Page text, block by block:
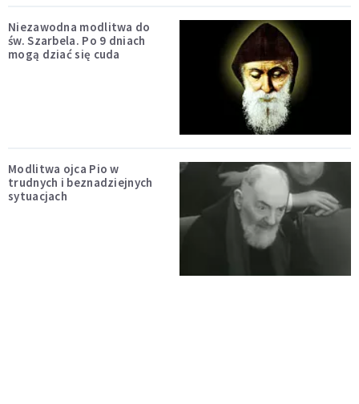
Niezawodna modlitwa do
św. Szarbela. Po 9 dniach
mogą dziać się cuda
Modlitwa ojca Pio w
trudnych i beznadziejnych
sytuacjach